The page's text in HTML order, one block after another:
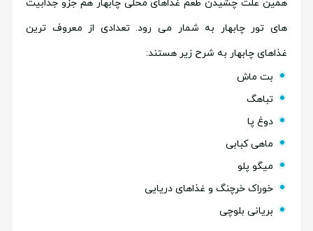
همین علت چشیدن طعم غذاهای محلی چابهار هم جزو جذابیت
های تور چابهار به شمار می رود. تعدادی از معروف ترین
غذاهای چابهار به شرح زیر هستند:
بت ماش
تباهگ
دوغ پا
ماهی کبابی
میگو پلو
خوراک خرچنگ و غذاهای دریایی
بریانی بلوچی